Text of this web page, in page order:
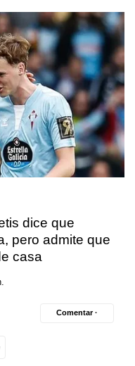
dice que
pero admite que
casa
Comentar ·